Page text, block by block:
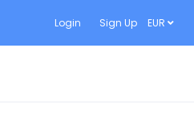
Login Sign Up EUR